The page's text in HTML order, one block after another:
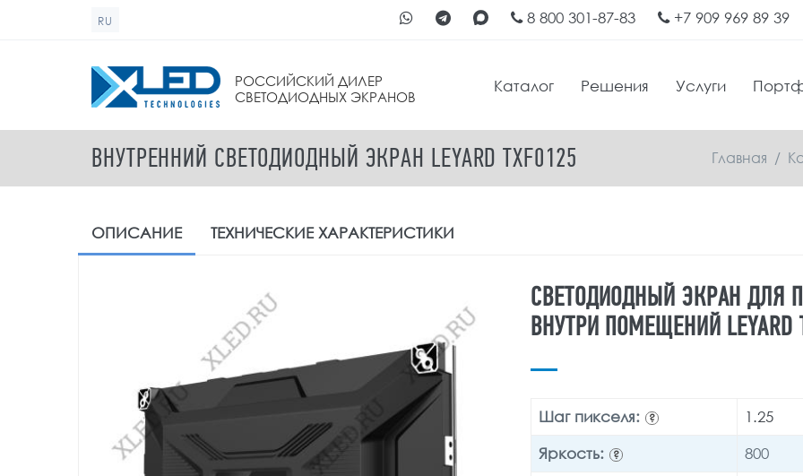
RU 8 800 301-87-83 +7 909 969 89 39
РОССИЙСКИЙ ДИЛЕР
СВЕТОДИОДНЫХ ЭКРАНОВ
ФОРМА ПОИСКА
Каталог Решения Услуги
ВНУТРЕННИЙ СВЕТОДИОДНЫЙ ЭКРАН LEYARD TXF0125 Главная /
ОПИСАНИЕ ТЕХНИЧЕСКИЕХАРАКТЕРИСТИКИ
СВЕТОДИОДНЫЙ ЭКРАН ДЛЯ
ВНУТРИ ПОМЕЩЕНИЙ LEYARD
Шаг пикселя: ?
1.25
Яркость:
?
800